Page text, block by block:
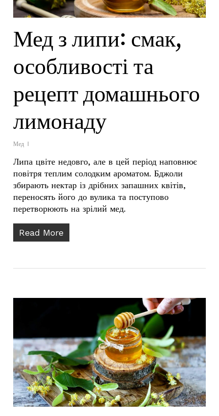
Мед з липи: смак,
особливості та
рецепт домашнього
лимонаду
Мед
Липа цвіте недовго, але в цей період наповнює
повітря теплим солодким ароматом. Бджоли
збирають нектар із дрібних запашних квітів,
переносять його до вулика та поступово
перетворюють на зрілий мед.
Read More